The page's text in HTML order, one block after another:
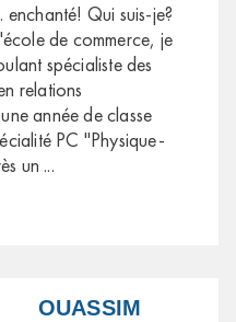
Qui suis-je?
de commerce, je
spécialiste des
relations
année de classe
PC "Physique-
un...
OUASSIM